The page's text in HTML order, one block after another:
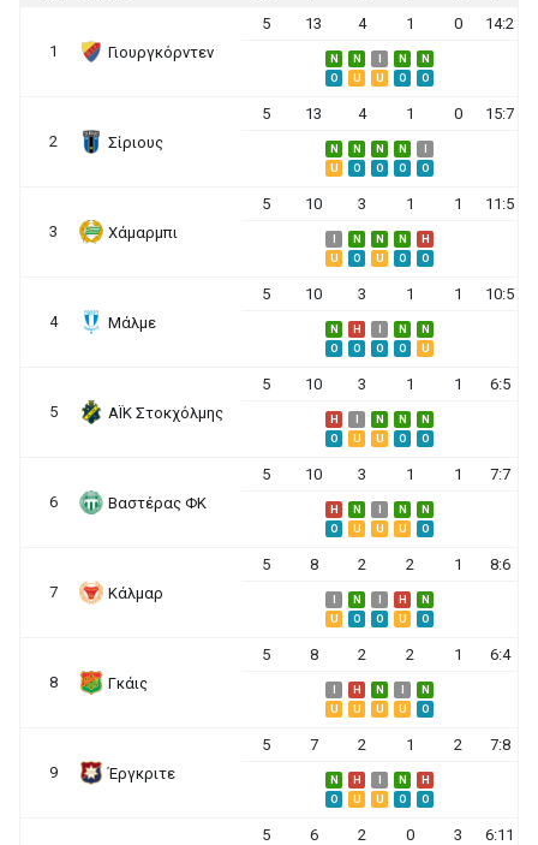
1 Γιουργκόρντεν
5 13 4 1 0 14:2
N N N
N
O
U U O O
2 Σίριους
5 13 4 1 0 15:7
N N N N
U
O O O O
3 Χάμαρμπι
5 10 3 1 1 11:5
N N N
H
U
O U O O
4 Μάλμε
5 10 3 1 1 10:5
N H N
N
O
O O O U
5 ΑΪΚ Στοκχόλμης
5 10 3 1 1 6:5
H N N
N
O
U U O O
6 Βαστέρας ΦΚ
5 10 3 1 1 7:7
H N N
N
O
U U U O
7 Κάλμαρ
5 8 2 2 1 8:6
N H
N
U
O O U O
8 Γκάις
5 8 2 2 1 6:4
H N
N
U
U U U O
9 Έργκριτε
5 7 2 1 2 7:8
N H N
H
O
U U O O
5 6 2 0 3 6:11